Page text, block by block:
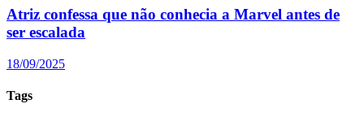
Atriz confessa que não conhecia a Marvel antes de
ser escalada
18/09/2025
Tags